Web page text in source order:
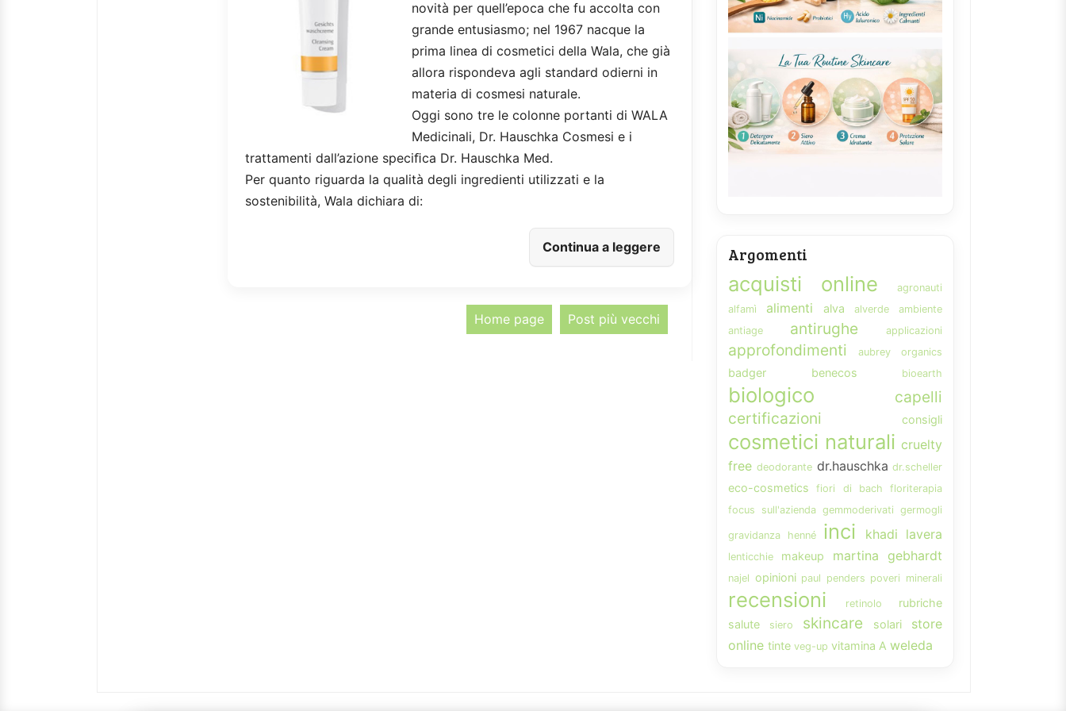
novità per quell’epoca che fu accolta con
grande entusiasmo; nel 1967 nacque la
prima linea di cosmetici della Wala, che già
allora rispondeva agli standard odierni in
materia di cosmesi naturale.
Oggi sono tre le colonne portanti di WALA
Medicinali, Dr. Hauschka Cosmesi e i
trattamenti dall’azione speciﬁca Dr. Hauschka Med.
Per quanto riguarda la qualità degli ingredienti utilizzati e la
sostenibilità, Wala dichiara di:
Continua a leggere
Post più vecchi
Home page
Argomenti
acquisti online
agronauti
alfamì
alimenti alva alverde
ambiente
antiage
antirughe applicazioni
approfondimenti aubrey organics
badger benecos bioearth
biologico
capelli
certificazioni
consigli
cosmetici naturali cruelty
free deodorante dr.hauschka dr.scheller
eco-cosmetics fiori di bach
floriterapia
focus sull'azienda gemmoderivati germogli
gravidanza henné inci khadi lavera
lenticchie makeup martina gebhardt
najel opinioni paul penders poveri minerali
recensioni retinolo
rubriche
salute
siero skincare solari
store
online tinte veg-up vitamina A weleda